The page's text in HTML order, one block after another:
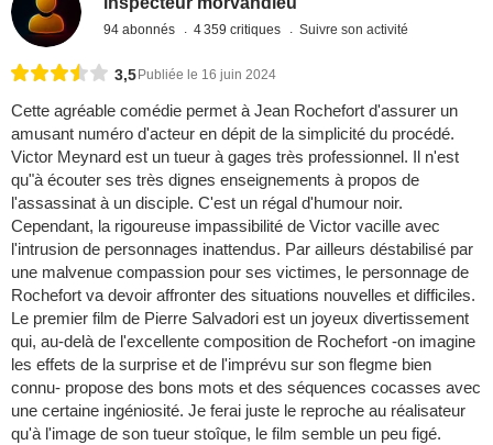
94 abonnés 4 359 critiques Suivre son activité
3,5 Publiée le 16 juin 2024
Cette agréable comédie permet à Jean Rochefort d'assurer un
amusant numéro d'acteur en dépit de la simplicité du procédé.
Victor Meynard est un tueur à gages très professionnel. Il n'est
qu"à écouter ses très dignes enseignements à propos de
l'assassinat à un disciple. C'est un régal d'humour noir.
Cependant, la rigoureuse impassibilité de Victor vacille avec
l'intrusion de personnages inattendus. Par ailleurs déstabilisé par
une malvenue compassion pour ses victimes, le personnage de
Rochefort va devoir affronter des situations nouvelles et difficiles.
Le premier film de Pierre Salvadori est un joyeux divertissement
qui, au-delà de l'excellente composition de Rochefort -on imagine
les effets de la surprise et de l'imprévu sur son flegme bien
connu- propose des bons mots et des séquences cocasses avec
une certaine ingéniosité. Je ferai juste le reproche au réalisateur
qu'à l'image de son tueur stoîque, le film semble un peu figé.